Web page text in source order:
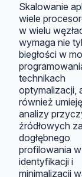
Skalowanie
wiele
w wielu
wymaga nie
biegłości w
technikach
optymalizacji,
również
analizy
źródłowych
dogłębnego
profilowania
identyfikacji i
minimalizacji